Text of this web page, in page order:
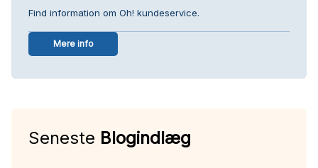
Find information om Oh! kundeservice.
Mere info
Seneste Blogindlæg